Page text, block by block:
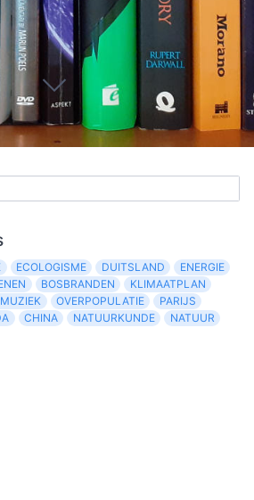
ECOLOGISME DUITSLAND
ENERGIE
BOSBRANDEN
KLIMAATPLAN
OVERPOPULATIE
PARIJS
CHINA NATUURKUNDE
NATUUR